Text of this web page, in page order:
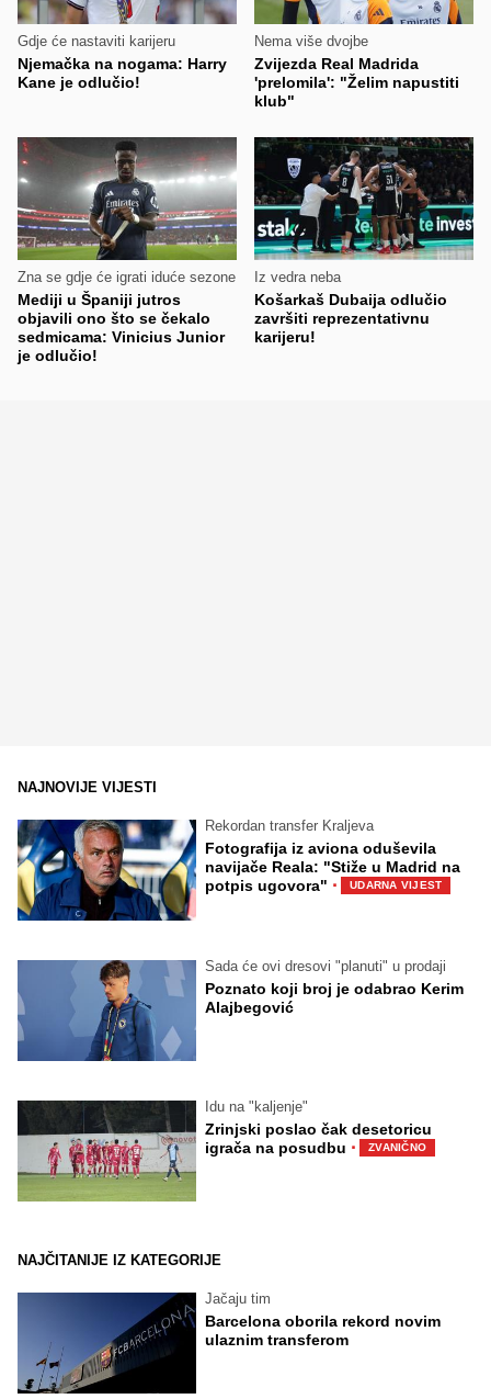
Gdje će nastaviti karijeru
Njemačka na nogama: Harry
Kane je odlučio!
Nema više dvojbe
Zvijezda Real Madrida
'prelomila': "Želim napustiti
klub"
Zna se gdje će igrati iduće sezone
Mediji u Španiji jutros
objavili ono što se čekalo
sedmicama: Vinicius Junior
je odlučio!
Iz vedra neba
Košarkaš Dubaija odlučio
završiti reprezentativnu
karijeru!
NAJNOVIJE VIJESTI
Rekordan transfer Kraljeva
Fotografija iz aviona oduševila
navijače Reala: "Stiže u Madrid na
potpis ugovora" · UDARNA VIJEST
Sada će ovi dresovi "planuti" u prodaji
Poznato koji broj je odabrao Kerim
Alajbegović
Idu na "kaljenje"
Zrinjski poslao čak desetoricu
igrača na posudbu · ZVANIČNO
NAJČITANIJE IZ KATEGORIJE
Jačaju tim
Barcelona oborila rekord novim
ulaznim transferom